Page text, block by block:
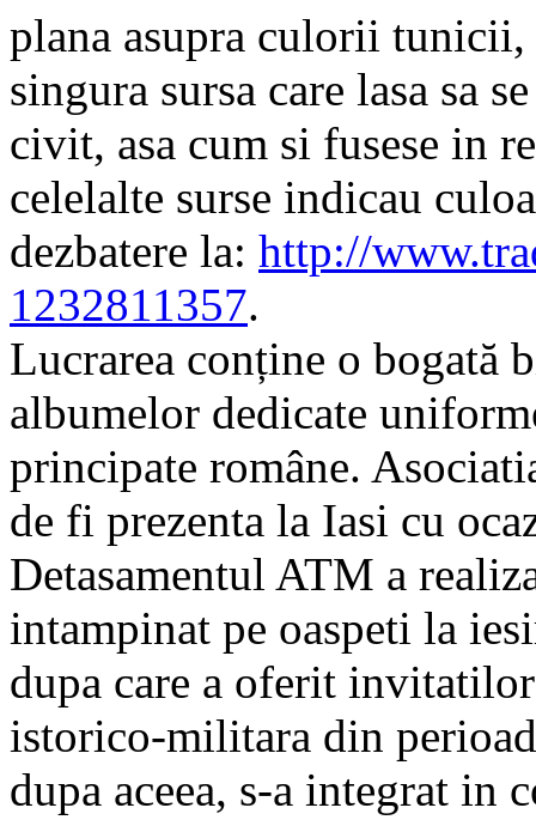
plana asupra culorii tunicii,
singura sursa care lasa sa
civit, asa cum si fusese in
celelalte surse indicau
dezbatere la: http://
1232811357.
Lucrarea conține o bogată
albumelor dedicate
principate române.
de fi prezenta la Iasi cu
Detasamentul ATM a
intampinat pe oaspeti la
dupa care a oferit
istorico-militara din
dupa aceea, s-a integrat in